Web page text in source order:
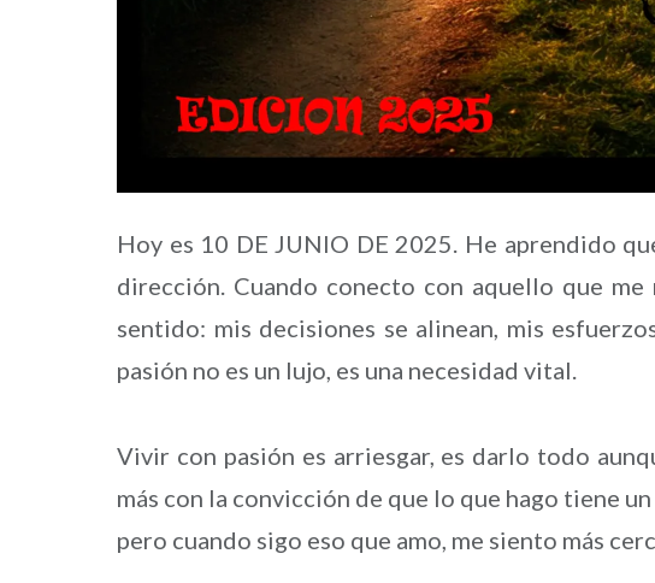
Hoy es 10 DE JUNIO DE 2025. He aprendido
dirección. Cuando conecto con aquello que
sentido: mis decisiones se alinean, mis
pasión no es un lujo, es una necesidad vital.
Vivir con pasión es arriesgar, es darlo todo
más con la convicción de que lo que hago tiene
pero cuando sigo eso que amo, me siento más